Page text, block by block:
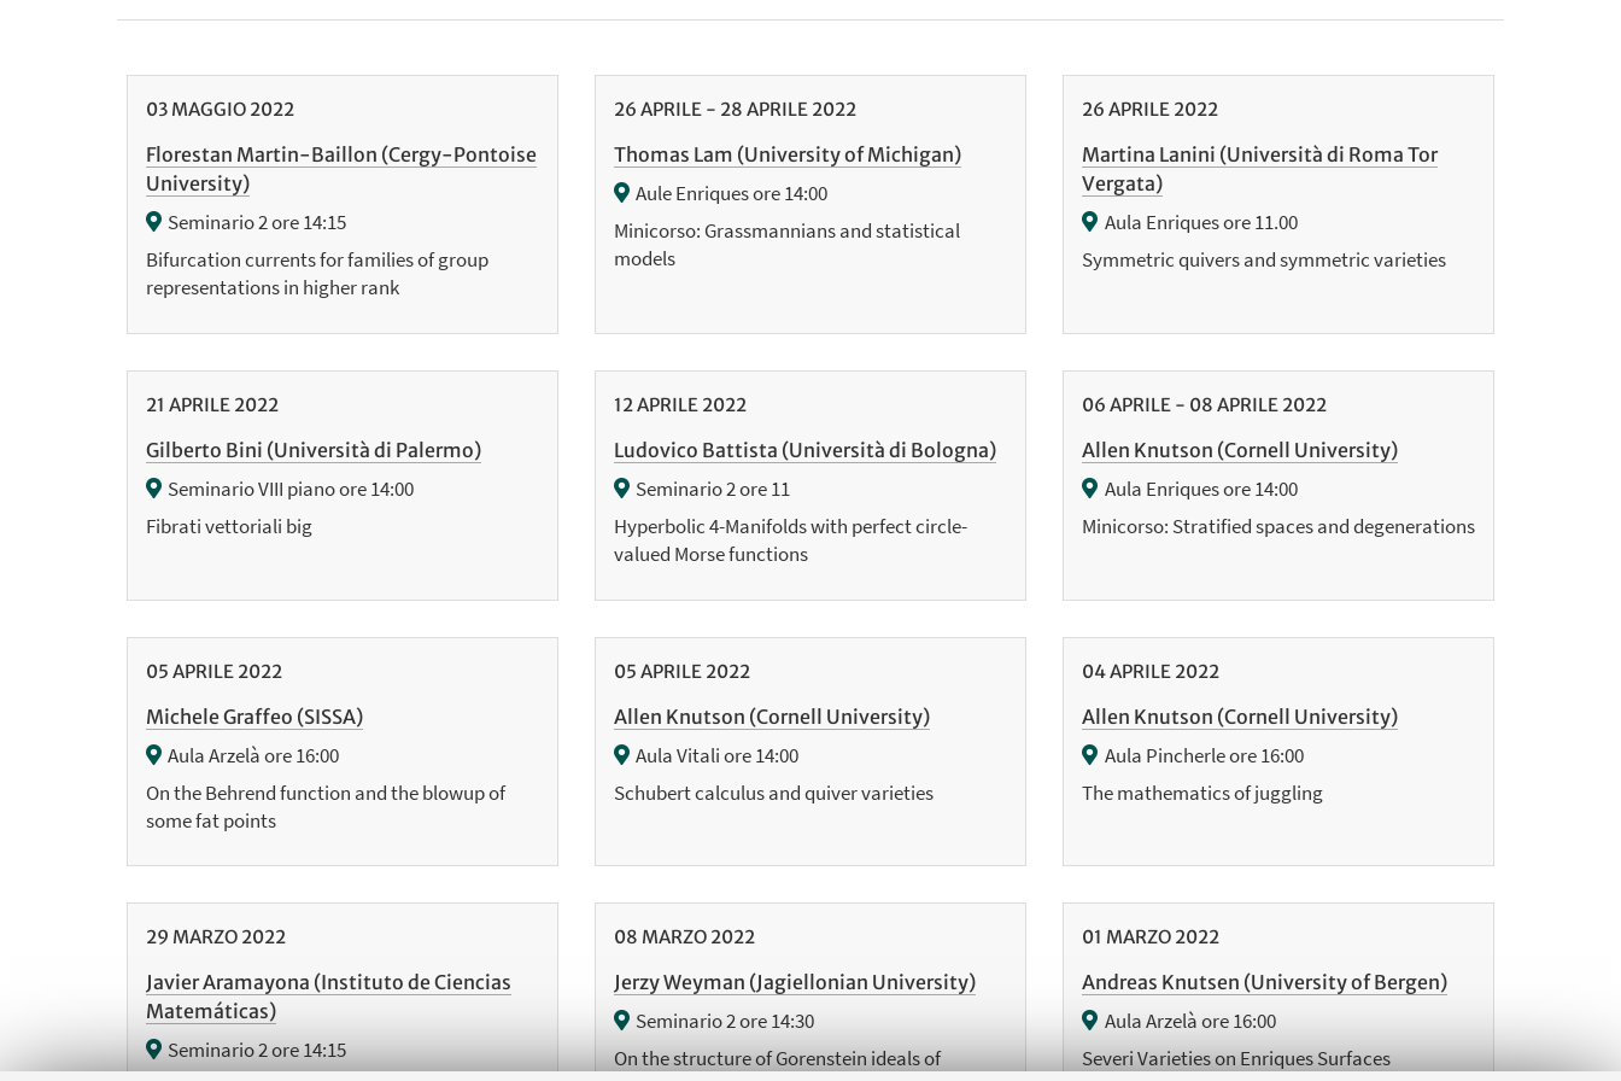
03MAGGIO 2022
Florestan Martin-Baillon (Cergy-Pontoise
University)
Seminario 2 ore 14:15
Bifurcation currents for families of group
representations in higher rank
26 APRILE- 28 APRILE 2022
Thomas Lam (University of Michigan)
Aule Enriques ore 14:00
Minicorso: Grassmannians and statistical
models
26 APRILE 2022
Martina Lanini (Università di Roma Tor
Vergata)
Aula Enriques ore 11.00
Symmetric quivers and symmetric varieties
21 APRILE 2022
Gilberto Bini (Università di Palermo)
Seminario VIII piano ore 14:00
Fibrati vettoriali big
12APRILE 2022
Ludovico Battista (Università di Bologna)
Seminario 2 ore 11
Hyperbolic 4-Manifolds with perfect circle-
valued Morse functions
06 APRILE - 08 APRILE 2022
Allen Knutson (Cornell University)
Aula Enriques ore 14:00
Minicorso: Stratified spaces and degenerations
05 APRILE 2022
Michele Graffeo (SISSA)
Aula Arzelà ore 16:00
On the Behrend function and the blowup of
some fat points
05 APRILE 2022
Allen Knutson (Cornell University)
Aula Vitali ore 14:00
Schubert calculus and quiver varieties
04APRILE 2022
Allen Knutson (Cornell University)
Aula Pincherle ore 16:00
The mathematics of juggling
29 MARZO 2022
Javier Aramayona (Instituto de Ciencias
Matemáticas)
Seminario 2 ore 14:15
08 MARZO 2022
Jerzy Weyman (Jagiellonian University)
Seminario 2 ore 14:30
On the structure of Gorenstein ideals of
01 MARZO 2022
Andreas Knutsen (University of Bergen)
Aula Arzelà ore 16:00
Severi Varieties on Enriques Surfaces